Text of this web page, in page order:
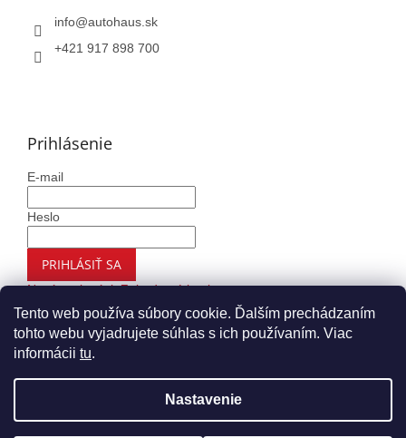
Tento web používa súbory cookie. Ďalším prechádzaním
tohto webu vyjadrujete súhlas s ich používaním. Viac
informácii tu.
Nastavenie
info@autohaus.sk
+421 917 898 700
Prihlásenie
E-mail
Heslo
PRIHLÁSIŤ SA
Nová registráciaZabudnuté heslo
Copyright 2026Autohaus.sk. Všetky práva vyhradené.